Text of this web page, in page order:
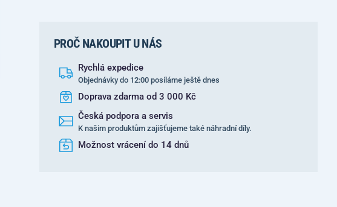
PROČ NAKOUPIT U NÁS
Rychlá expedice
Objednávky do 12:00 posíláme ještě dnes
Doprava zdarma od 3 000 Kč
Česká podpora a servis
K našim produktům zajišťujeme také náhradní díly.
Možnost vrácení do 14 dnů